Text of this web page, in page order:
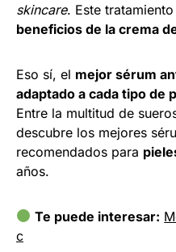
skincare. Este
beneficios de la crema
Eso sí, el mejor sérum
adaptado a cada tipo de
Entre la multitud de
descubre los mejores
recomendados para
años.
Te puede interesar:
c